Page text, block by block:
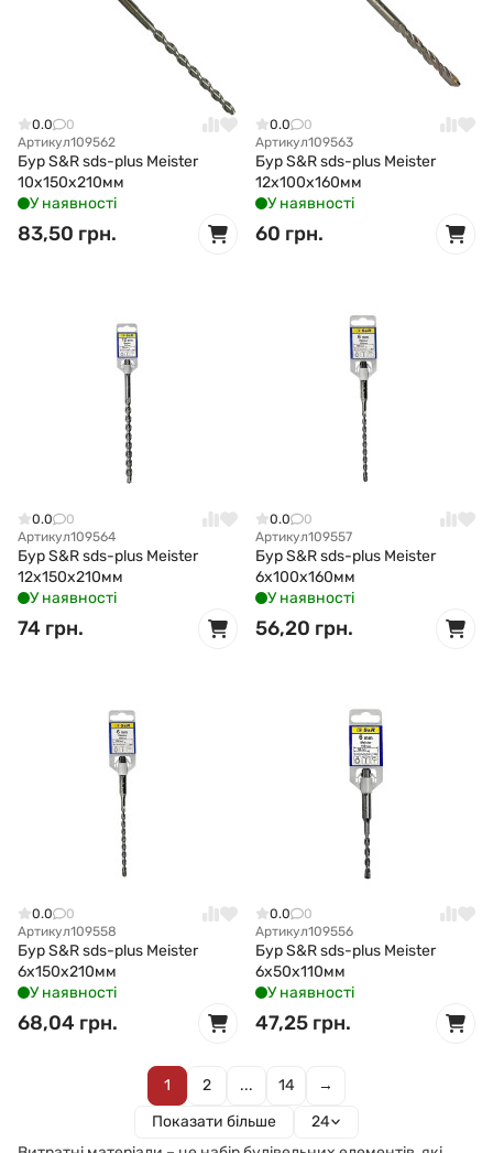
0.0
0
Артикул109562
Бур S&R sds-plus Meister
10x150x210мм
У наявності
83,50 грн.
0.0
0
Артикул109563
Бур S&R sds-plus Meister
12x100x160мм
У наявності
60 грн.
0.0
0
Артикул109564
Бур S&R sds-plus Meister
12x150x210мм
У наявності
74 грн.
0.0
0
Артикул109557
Бур S&R sds-plus Meister
6x100x160мм
У наявності
56,20 грн.
0.0
0
Артикул109558
Бур S&R sds-plus Meister
6x150x210мм
У наявності
68,04 грн.
0.0
0
Артикул109556
Бур S&R sds-plus Meister
6x50x110мм
У наявності
47,25 грн.
1 2 ... 14
→
Показати більше
24